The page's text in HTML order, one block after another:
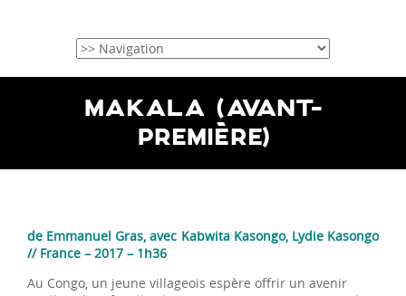
MAKALA (AVANT-
PREMIÈRE)
de Emmanuel Gras, avec Kabwita Kasongo, Lydie Kasongo
// France – 2017 – 1h36
Au Congo, un jeune villageois espère offrir un avenir